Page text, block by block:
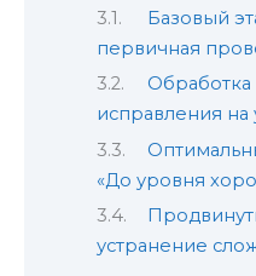
Базовый
первичная
исправления на
«До уровня
устранение